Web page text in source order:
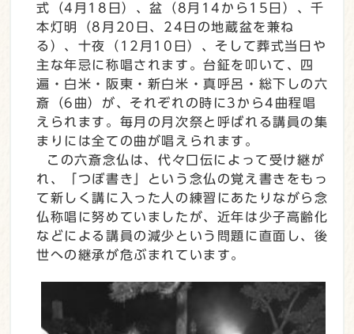
式（4月18日）、盆（8月14から15日）、千
本灯明（8月20日、24日の地蔵盆を兼ね
る）、十夜（12月10日）、そして葬式当日や
主な年忌に称唱されます。台鉦を叩いて、四
遍・白米・阪東・新白米・真呼呂・総下しの六
斎（6曲）が、それぞれの時に3から4曲程唱
えられます。毎月の月次祭と呼ばれる講員の集
まりには全ての曲が唱えられます。
この六斎念仏は、代々口伝によって受け継が
れ、「つぼ書き」という念仏の覚え書きをもっ
て新しく講に入った人の練習にあたりながら念
仏称唱に努めていましたが、近年は少子高齢化
などによる講員の減少という問題に直面し、後
世への継承が危ぶまれています。